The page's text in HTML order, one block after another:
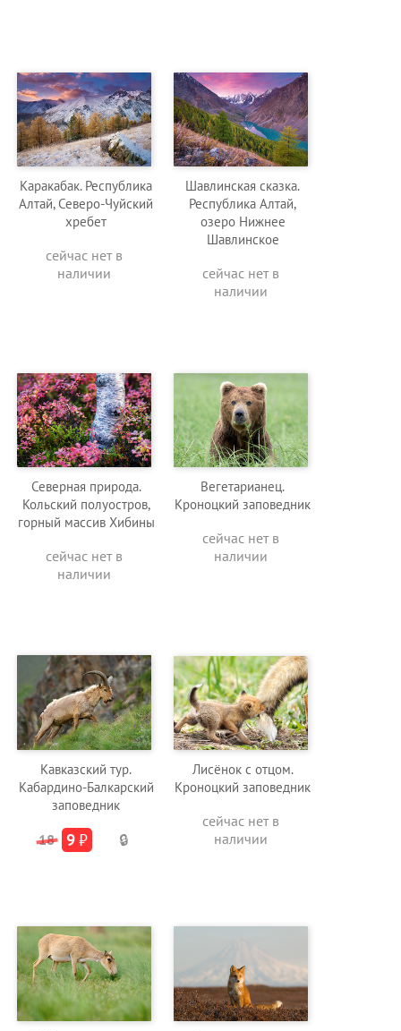
Каракабак. Республика
Алтай, Северо-Чуйский
хребет
сейчас нет в
наличии
Шавлинская сказка.
Республика Алтай,
озеро Нижнее
Шавлинское
сейчас нет в
наличии
Северная природа.
Кольский полуостров,
горный массив Хибины
сейчас нет в
наличии
Вегетарианец.
Кроноцкий заповедник
сейчас нет в
наличии
Кавказский тур.
Кабардино-Балкарский
заповедник
18 9₽ 🔒
Лисёнок с отцом.
Кроноцкий заповедник
сейчас нет в
наличии